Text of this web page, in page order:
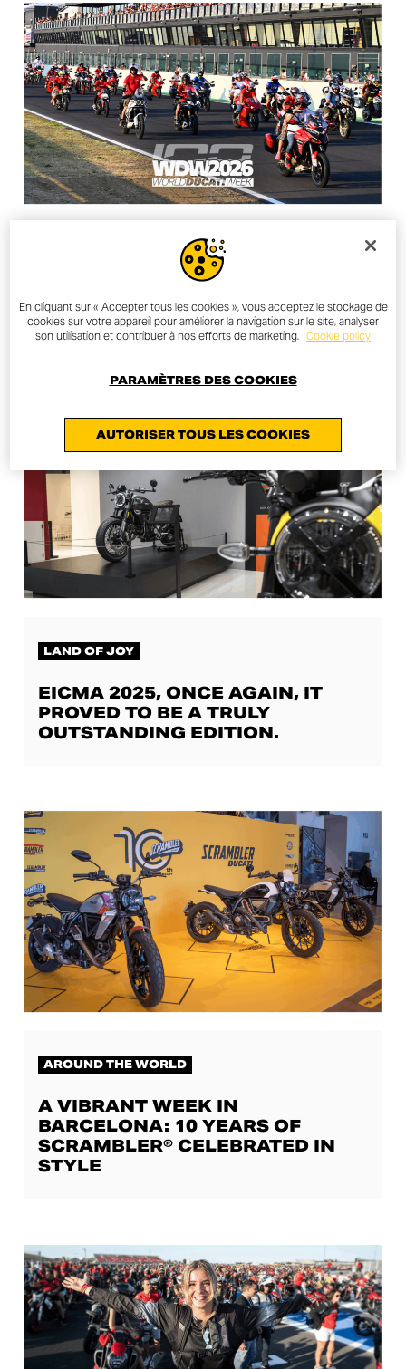
WDW 2026 TICKETS ARE NOW
AVAILABLE
LAND OF JOY
EICMA 2025, ONCE AGAIN, IT
PROVED TO BE A TRULY
OUTSTANDING EDITION.
AROUND THE WORLD
A VIBRANT WEEK IN
BARCELONA: 10 YEARS OF
SCRAMBLER® CELEBRATED IN
STYLE
En cliquant sur « Accepter tous les cookies », vous acceptez le stockage de
cookies sur votre appareil pour améliorer la navigation sur le site, analyser
son utilisation et contribuer à nos efforts de marketing. Cookie policy
AUTORISER TOUS LES COOKIES
PARAMÈTRES DES COOKIES